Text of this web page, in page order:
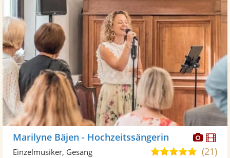
Marilyne Bäjen - Hochzeitssängerin
4,9(21)
Einzelmusiker, Gesang